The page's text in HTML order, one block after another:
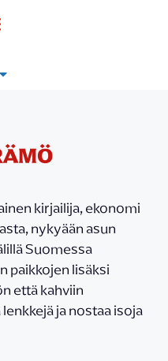
kirjailija, ekonomi
nykyään asun
Suomessa
paikkojen lisäksi
että kahviin
ja nostaa isoja